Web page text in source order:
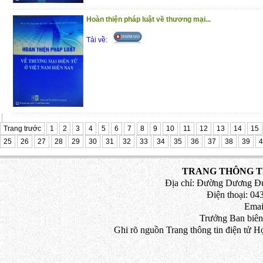
2020 đối với công chức, viên chức, người
Phần thứ ba. Hướng dẫn điều chỉnh
xã hội, bảo hiểm y tế đối với công chức,
Phần thứ tư
Phần thứ năm
Phần thứ sáu
động, bảo hiểm xã hội, đưa người lao
nước ngoài theo hợp đồng
Trân trọng giới thiệu đến bạn đọc !
(7/1/2021)
Hoàn thiện pháp luật về thương mại...
Tải về:
Trang trước 1 2 3 4 5 6 7 8 9 10 11 12 13 14
15
25
26 27 28 29 30 31 32 33 34 35 36 37 38 39
TRANG THÔNG
Địa chỉ: Đường Dương
Điện thoại:
Trưởng Ban
Ghi rõ nguồn Trang thông tin điện tử